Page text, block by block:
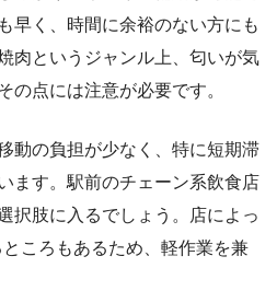
早く、時間に余裕のない方にも
肉というジャンル上、匂いが気
の点には注意が必要です。
動の負担が少なく、特に短期滞
ます。駅前のチェーン系飲食店
択肢に入るでしょう。店によっ
ころもあるため、軽作業を兼